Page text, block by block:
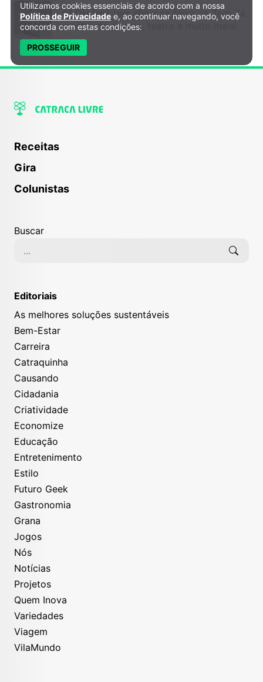
6º DH Fest tem show na faixa de Tom Zé,
mostra de cinema, teatro e muito mais!
Receitas
Gira
Colunistas
Buscar
Editoriais
As melhores soluções sustentáveis
Bem-Estar
Carreira
Catraquinha
Causando
Cidadania
Criatividade
Economize
Educação
Entretenimento
Estilo
Futuro Geek
Gastronomia
Grana
Jogos
Nós
Notícias
Projetos
Quem Inova
Variedades
Viagem
VilaMundo
Política de Privacidade e Cookies
Utilizamos cookies essenciais de acordo com a nossa
Política de Privacidade e, ao continuar navegando, você
concorda com estas condições:
PROSSEGUIR